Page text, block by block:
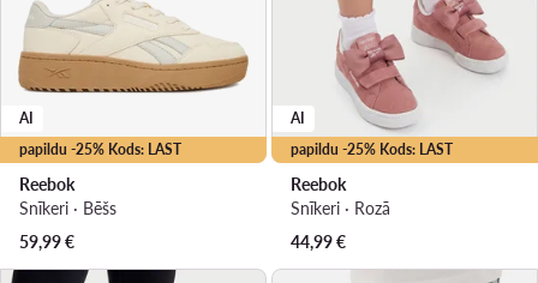
papildu -25% Kods: LAST
AI
Reebok
Snīkeri · Bēšs
59,99€
papildu -25% Kods: LAST
AI
Reebok
Snīkeri · Rozā
44,99€